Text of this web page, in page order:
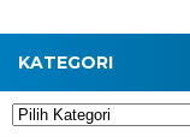
KATEGORI
Kategori